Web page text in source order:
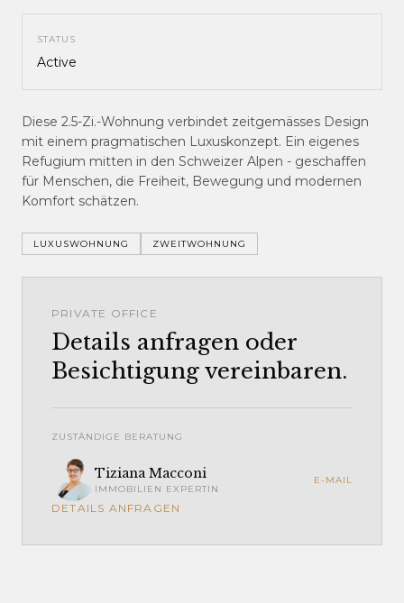
STATUS
Active
Diese 2.5-Zi.-Wohnung verbindet zeitgemässes Design
mit einem pragmatischen Luxuskonzept. Ein eigenes
Refugium mitten in den Schweizer Alpen - geschaffen
für Menschen, die Freiheit, Bewegung und modernen
Komfort schätzen.
LUXUSWOHNUNG ZWEITWOHNUNG
PRIVATE OFFICE
Details anfragen oder
Besichtigung vereinbaren.
ZUSTÄNDIGE BERATUNG
Tiziana Macconi
IMMOBILIEN EXPERTIN
E-MAIL
DETAILS ANFRAGEN